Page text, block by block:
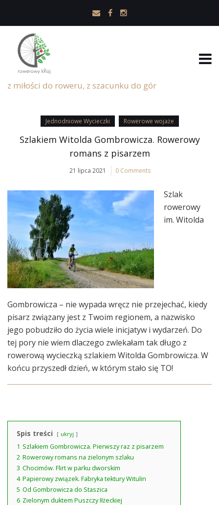
z miłości do roweru, z szacunku do gór
Jednodniowe Wycieczki Rowerowe wojaże
Szlakiem Witolda Gombrowicza. Rowerowy
romans z pisarzem
21 lipca 2021 0 Comments
Szlak
rowerowy
im. Witolda
Gombrowicza – nie wypada wręcz nie przejechać, kiedy
pisarz związany jest z Twoim regionem, a nazwisko
jego pobudziło do życia wiele inicjatyw i wydarzeń. Do
tej pory nie wiem dlaczego zwlekałam tak długo z
rowerową wycieczką szlakiem Witolda Gombrowicza. W
końcu przyszedł dzień, w którym stało się TO!
Spis treści ukryj
1 Szlakiem Gombrowicza. Pierwszy raz z pisarzem
2 Rowerowy romans na zielonym szlaku
3 Chocimów. Flirt w parku dworskim
4 Papierowy związek. Fabryka tektury Witulin
5 Od Gombrowicza do Staszica
6 Zielonym duktem Puszczy Iłżeckiej